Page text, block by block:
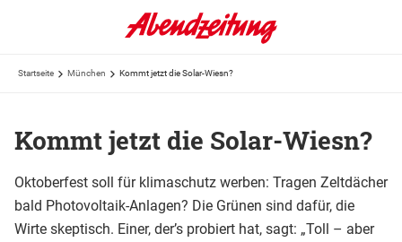
Startseite München Kommt jetzt die Solar-Wiesn?
Kommt jetzt die Solar-Wiesn?
Oktoberfest soll für klimaschutz werben: Tragen Zeltdächer
bald Photovoltaik-Anlagen? Die Grünen sind dafür, die
Wirte skeptisch. Einer, der’s probiert hat, sagt: „Toll – aber